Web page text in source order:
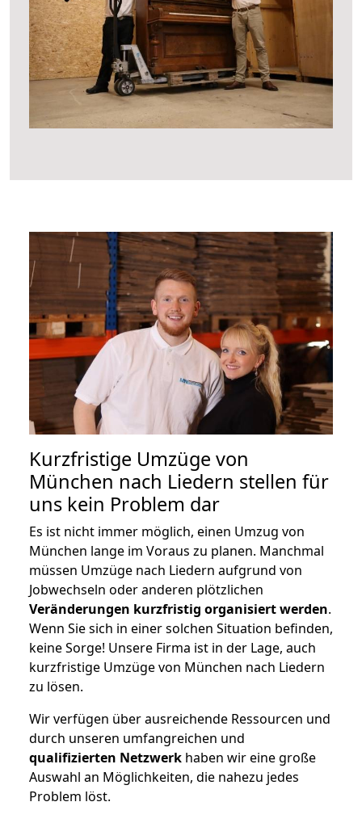
Kurzfristige Umzüge von
München nach Liedern stellen für
uns kein Problem dar
Es ist nicht immer möglich, einen Umzug von
München lange im Voraus zu planen. Manchmal
müssen Umzüge nach Liedern aufgrund von
Jobwechseln oder anderen plötzlichen
Veränderungen kurzfristig organisiert werden.
Wenn Sie sich in einer solchen Situation befinden,
keine Sorge! Unsere Firma ist in der Lage, auch
kurzfristige Umzüge von München nach Liedern
zu lösen.
Wir verfügen über ausreichende Ressourcen und
durch unseren umfangreichen und
qualifizierten Netzwerk haben wir eine große
Auswahl an Möglichkeiten, die nahezu jedes
Problem löst.